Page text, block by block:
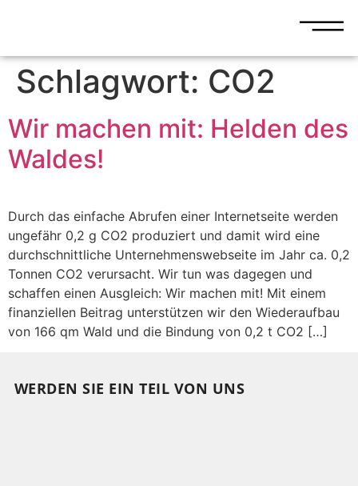
Schlagwort: CO2
Wir machen mit: Helden des
Waldes!
Durch das einfache Abrufen einer Internetseite werden
ungefähr 0,2 g CO2 produziert und damit wird eine
durchschnittliche Unternehmenswebseite im Jahr ca. 0,2
Tonnen CO2 verursacht. Wir tun was dagegen und
schaffen einen Ausgleich: Wir machen mit! Mit einem
finanziellen Beitrag unterstützen wir den Wiederaufbau
von 166 qm Wald und die Bindung von 0,2 t CO2 […]
WERDEN SIE EIN TEIL VON UNS